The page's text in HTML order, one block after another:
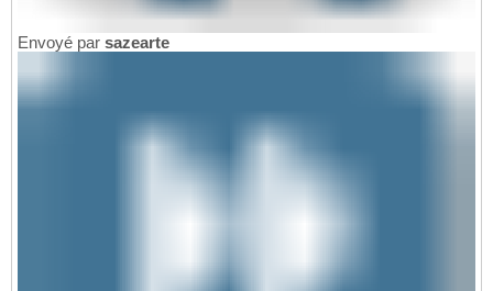
Envoyé par sazearte